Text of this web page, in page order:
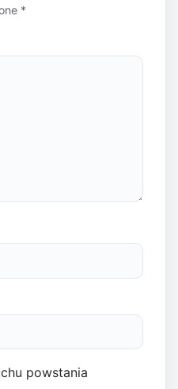
*
powstania